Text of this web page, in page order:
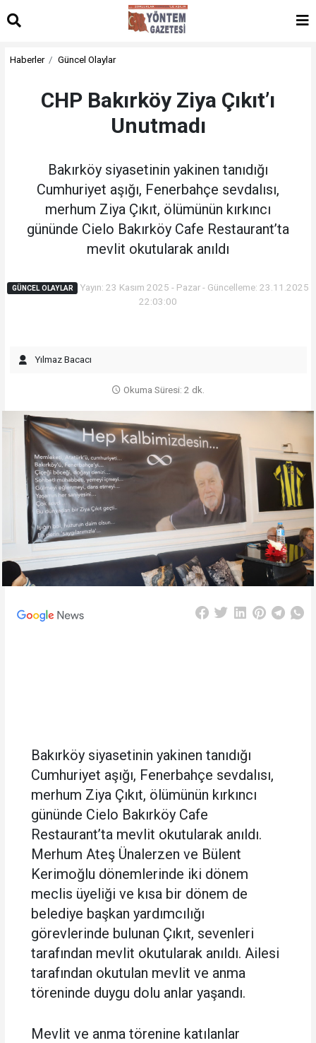
Haberler Güncel Olaylar
CHP Bakırköy Ziya Çıkıt’ı
Unutmadı
Bakırköy siyasetinin yakinen tanıdığı
Cumhuriyet aşığı, Fenerbahçe sevdalısı,
merhum Ziya Çıkıt, ölümünün kırkıncı
gününde Cielo Bakırköy Cafe Restaurant’ta
mevlit okutularak anıldı
GÜNCEL OLAYLAR
Yayın: 23 Kasım 2025 - Pazar - Güncelleme: 23.11.2025
22:03:00
Yılmaz Bacacı
Okuma Süresi: 2 dk.
Bakırköy siyasetinin yakinen tanıdığı
Cumhuriyet aşığı, Fenerbahçe sevdalısı,
merhum Ziya Çıkıt, ölümünün kırkıncı
gününde Cielo Bakırköy Cafe
Restaurant’ta mevlit okutularak anıldı.
Merhum Ateş Ünalerzen ve Bülent
Kerimoğlu dönemlerinde iki dönem
meclis üyeliği ve kısa bir dönem de
belediye başkan yardımcılığı
görevlerinde bulunan Çıkıt, sevenleri
tarafından mevlit okutularak anıldı. Ailesi
tarafından okutulan mevlit ve anma
töreninde duygu dolu anlar yaşandı.
Mevlit ve anma törenine katılanlar